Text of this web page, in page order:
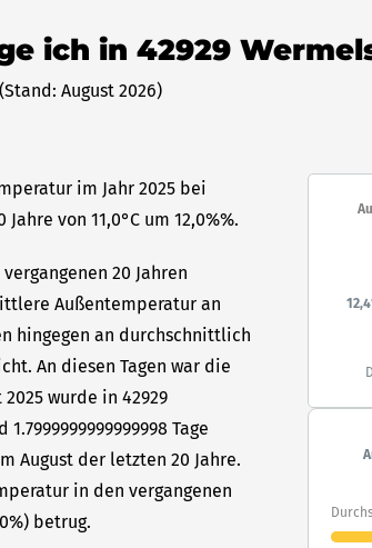
ich in 42929
(Stand: August 2026)
im Jahr 2025 bei
von 11,0°C um 12,0%%.
20 Jahren
Außentemperatur an
hingegen an durchschnittlich
An diesen Tagen war die
wurde in 42929
Tage
August der letzten 20 Jahre.
in den vergangenen
betrug.